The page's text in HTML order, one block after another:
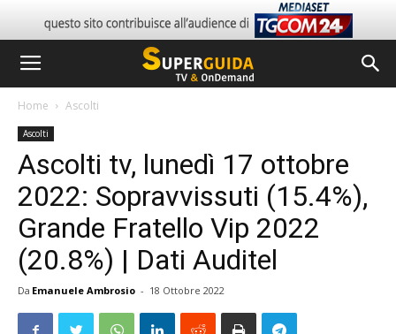
Home Ascolti
Ascolti
Ascolti tv, lunedì 17 ottobre
2022: Sopravvissuti (15.4%),
Grande Fratello Vip 2022
(20.8%) | Dati Auditel
Da Emanuele Ambrosio - 18 Ottobre 2022